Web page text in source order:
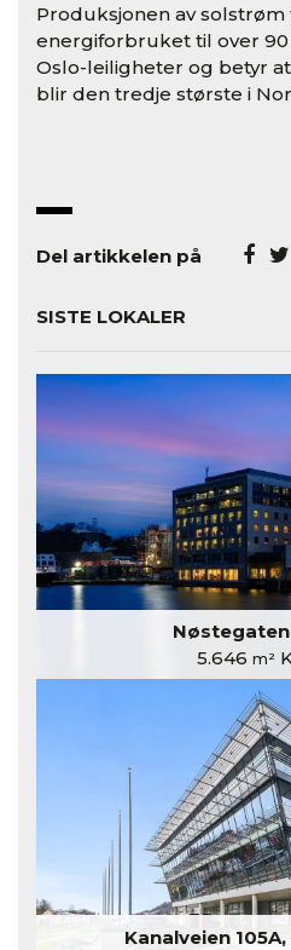
Produksjonen av solstrøm
energiforbruket til over
Oslo-leiligheter og betyr
blir den tredje største i
Del artikkelen på
SISTE LOKALER
Nøstegaten
5.646 m²
Kanalveien